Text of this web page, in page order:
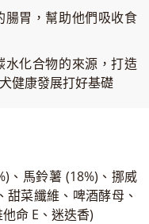
腸胃，幫助他們吸收食
化合物的來源，打造
健康發展打好基礎
、馬鈴薯 (18%)、挪威
甜菜纖維、啤酒酵母、
命 E、迷迭香)